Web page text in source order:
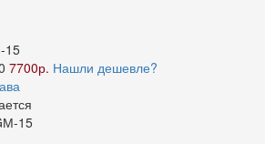
15
7700р. Нашли дешевле?
15